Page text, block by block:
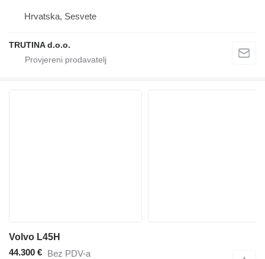
Hrvatska, Sesvete
TRUTINA d.o.o.
Volvo L45H
44.300 € Bez PDV-a